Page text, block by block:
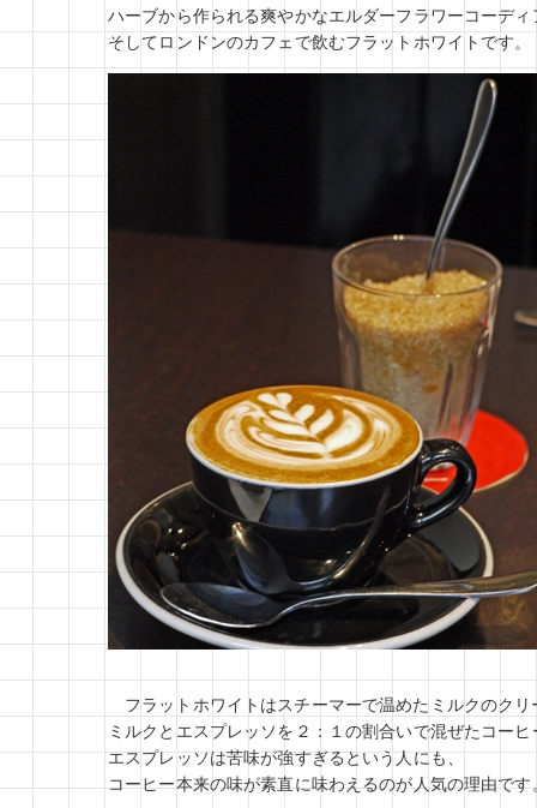
ハーブから作られる爽やかなエルダーフラワーコーディ
そしてロンドンのカフェで飲むフラットホワイトです。
フラットホワイトはスチーマーで温めたミルクのク
ミルクとエスプレッソを２：１の割合いで混ぜたコーヒ
エスプレッソは苦味が強すぎるという人にも、
コーヒー本来の味が素直に味わえるのが人気の理由です